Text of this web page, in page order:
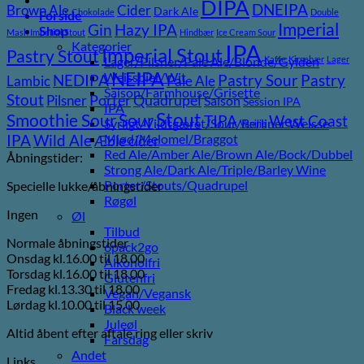
Forside
Shop
Kategorier
Lager/Pilsner/Pale Ale/Blonde/Gylden
Weissbier/Wit
Saison/Farmhouse/Grisette
IPA
Syrligt/Vildtgæret/Sour/Berliner Weisse
Mjød/Melomel/Braggot
Red Ale/Amber Ale/Brown Ale/Bock/Dubbel
Strong Ale/Dark Ale/Triple/Barley Wine
Porter/Stouts/Quadrupel
Røgøl
Øl
Tilbud
6pack2go
Alkoholfri
Glutenfri
Vegan/Vegansk
Black week
Juleøl
Farsdag
Andet
Brown Ale Chokolade Cider Dark Ale DIPA DNEIPA Double
Mash Imperial Stout Gin Hazy IPA Hindbær Ice Cream Sour Imperial
Pastry StoutImperial StoutIPA Kaffe Kirsebær Lager
LambicNEDIPANEIPAPale Ale Pastry Sour Pastry
StoutPilsnerPorterQuadrupelSaisonSession IPA
Smoothie SourSourStoutTIPA Vanilje West Coast
IPAWild AleÆble cider
Åbningstider:
Specielle lukke/åbningstider
Ingen
Normale åbningstider
Onsdag kl.16.00 til 18.00
Torsdag kl.16.00 til 18.00
Fredag kl.13.30 til 18.00
Lørdag kl.10.00 til 15.00
Altid åbent efter aftale ring eller skriv